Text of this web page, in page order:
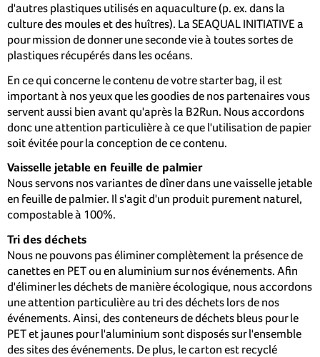
d'autres plastiques utilisés en aquaculture (p. ex. dans la
culture des moules et des huîtres). La SEAQUAL INITIATIVE a
pour mission de donner une seconde vie à toutes sortes de
plastiques récupérés dans les océans.
En ce qui concerne le contenu de votre starter bag, il est
important à nos yeux que les goodies de nos partenaires vous
servent aussi bien avant qu'après la B2Run. Nous accordons
donc une attention particulière à ce que l'utilisation de papier
soit évitée pour la conception de ce contenu.
Vaisselle jetable en feuille de palmier
Nous servons nos variantes de dîner dans une vaisselle jetable
en feuille de palmier. Il s'agit d'un produit purement naturel,
compostable à 100%.
Tri des déchets
Nous ne pouvons pas éliminer complètement la présence de
canettes en PET ou en aluminium sur nos événements. Afin
d'éliminer les déchets de manière écologique, nous accordons
une attention particulière au tri des déchets lors de nos
événements. Ainsi, des conteneurs de déchets bleus pour le
PET et jaunes pour l'aluminium sont disposés sur l'ensemble
des sites des événements. De plus, le carton est recyclé